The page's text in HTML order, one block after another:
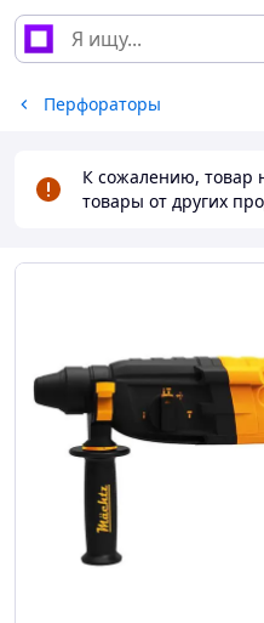
Перфораторы
К сожалению, товар
товары от других